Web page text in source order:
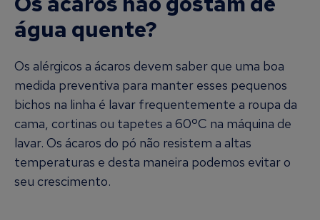
água quente?
Os alérgicos a ácaros devem saber que uma boa
medida preventiva para manter esses pequenos
bichos na linha é lavar frequentemente a roupa da
cama, cortinas ou tapetes a 60ºC na máquina de
lavar. Os ácaros do pó não resistem a altas
temperaturas e desta maneira podemos evitar o
seu crescimento.